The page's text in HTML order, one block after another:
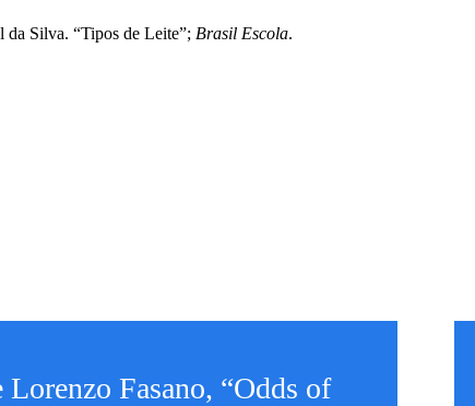
Silva. “Tipos de Leite”; Brasil Escola.
Fasano, “Odds of